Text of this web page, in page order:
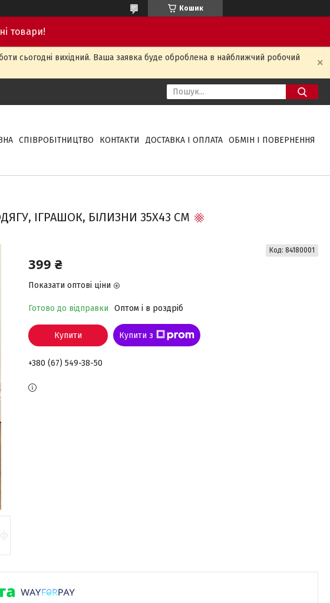
Кошик
товари!
сьогодні вихідний. Ваша заявка буде оброблена в найближчий робочий
СПІВРОБІТНИЦТВО КОНТАКТИ ДОСТАВКА І ОПЛАТА ОБМІН І ПОВЕРНЕННЯ
ІГРАШОК, БІЛИЗНИ 35Х43 СМ
399 ₴
Показати оптові ціни
Готово до відправки Оптом і в роздріб
Код: 84180001
Купити Купити з
+380 (67) 549-38-50